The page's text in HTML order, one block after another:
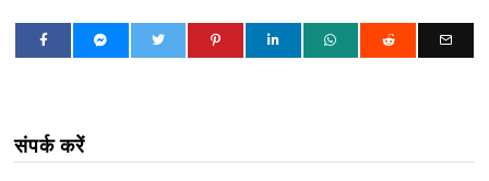
संपर्क करें